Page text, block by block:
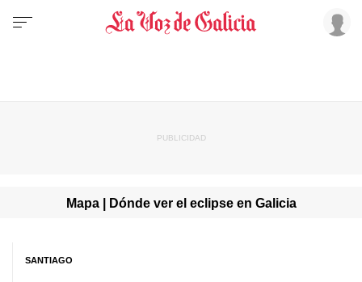
Mapa | Dónde ver el eclipse en Galicia
SANTIAGO